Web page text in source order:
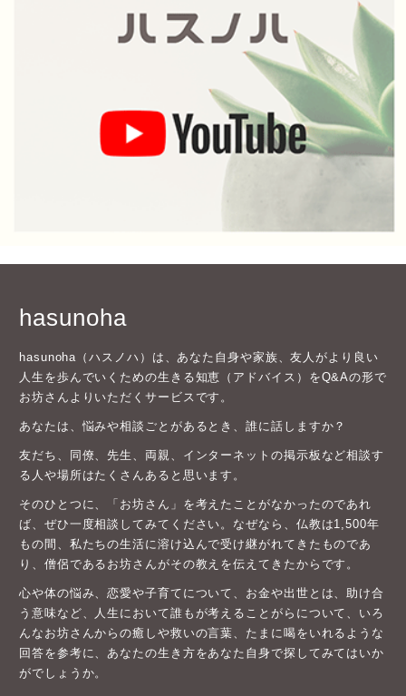
hasunoha
hasunoha（ハスノハ）は、あなた自身や家族、友人がより良い
人生を歩んでいくための生きる知恵（アドバイス）をQ&Aの形で
お坊さんよりいただくサービスです。
あなたは、悩みや相談ごとがあるとき、誰に話しますか？
友だち、同僚、先生、両親、インターネットの掲示板など相談す
る人や場所はたくさんあると思います。
そのひとつに、「お坊さん」を考えたことがなかったのであれ
ば、ぜひ一度相談してみてください。なぜなら、仏教は1,500年
もの間、私たちの生活に溶け込んで受け継がれてきたものであ
り、僧侶であるお坊さんがその教えを伝えてきたからです。
心や体の悩み、恋愛や子育てについて、お金や出世とは、助け合
う意味など、人生において誰もが考えることがらについて、いろ
んなお坊さんからの癒しや救いの言葉、たまに喝をいれるような
回答を参考に、あなたの生き方をあなた自身で探してみてはいか
がでしょうか。